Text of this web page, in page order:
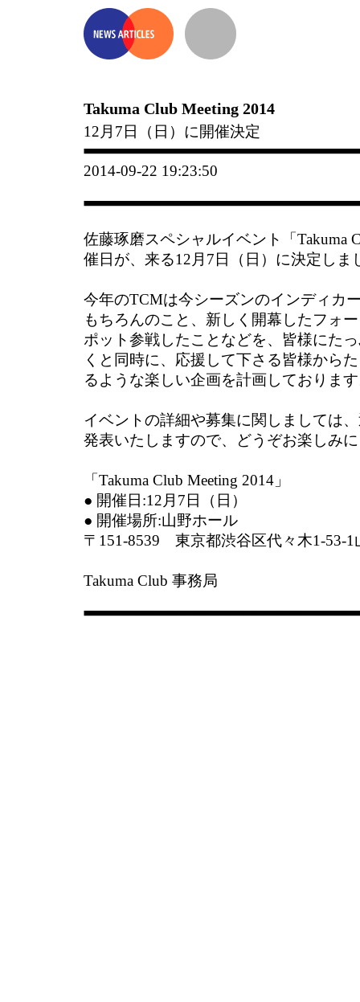
Takuma Club Meeting 2014
12月7日（日）に開催決定
2014-09-22 19:23:50
佐藤琢磨スペシャルイベント「Takuma
催日が、来る12月7日（日）に決定しま
今年のTCMは今シーズンのインディカ
もちろんのこと、新しく開幕したフォ
ポット参戦したことなどを、皆様にた
くと同時に、応援して下さる皆様から
るような楽しい企画を計画しておりま
イベントの詳細や募集に関しましては
発表いたしますので、どうぞお楽しみ
「Takuma Club Meeting 2014」
● 開催日:12月7日（日）
● 開催場所:山野ホール
〒151-8539 東京都渋谷区代々木1-53-1
Takuma Club 事務局